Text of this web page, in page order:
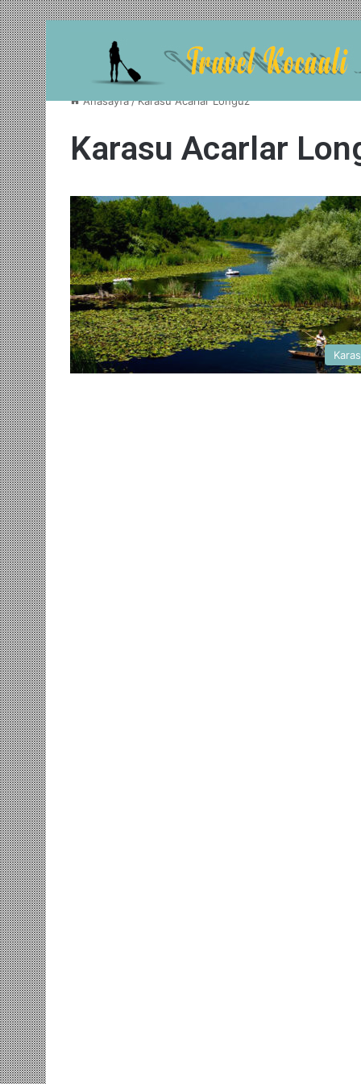
Anasayfa/Karasu Acarlar Longuz
Karasu Acarlar